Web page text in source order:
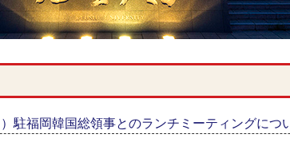
駐福岡韓国総領事とのランチミーティングにつ